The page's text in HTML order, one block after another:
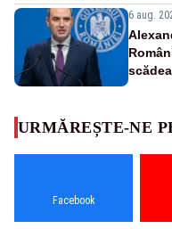
6 aug.
scădea
URMĂREȘTE-NE
Facebook